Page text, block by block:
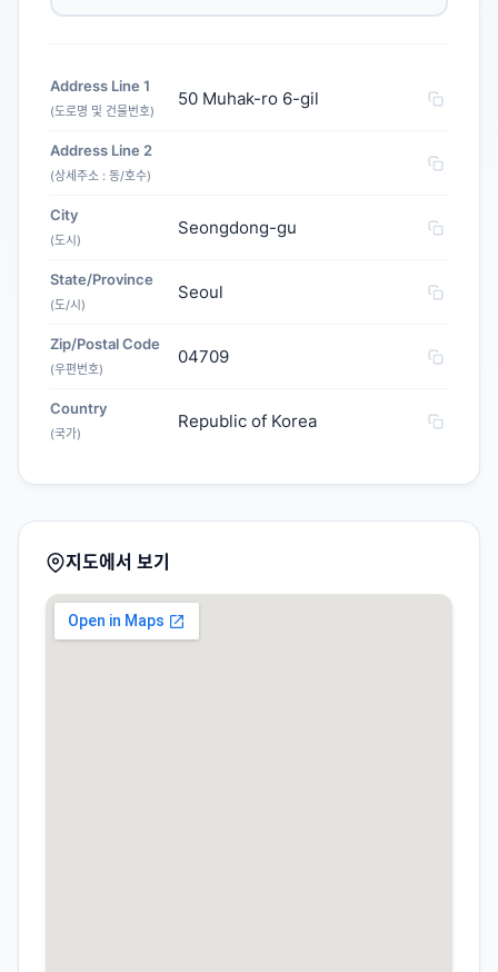
Address Line 1
(도로명 및 건물번호)
50 Muhak-ro 6-gil
Address Line 2
(상세주소 : 동/호수)
City
(도시)
Seongdong-gu
State/Province
(도/시)
Seoul
Zip/Postal Code
(우편번호)
04709
Country
(국가)
Republic of Korea
지도에서 보기